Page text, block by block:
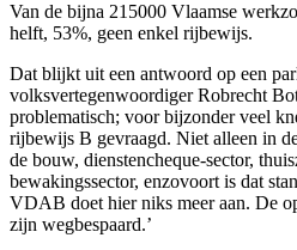
Van de bijna 215000 Vlaamse
helft, 53%, geen enkel rijbewijs.
Dat blijkt uit een antwoord op een
volksvertegenwoordiger Robrecht
problematisch; voor bijzonder veel
rijbewijs B gevraagd. Niet alleen in
de bouw, dienstencheque-sector,
bewakingssector, enzovoort is dat
VDAB doet hier niks meer aan. De
zijn wegbespaard.’